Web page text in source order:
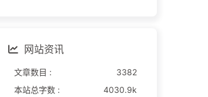
网站资讯
文章数目 :
3382
本站总字数 :
4030.9k